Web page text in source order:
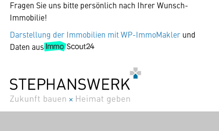
Fragen Sie uns bitte persönlich nach Ihrer Wunsch-
Immobilie!
Darstellung der Immobilien mit WP-ImmoMakler und
Daten aus